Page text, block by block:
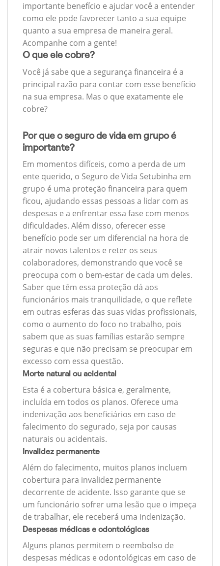
importante benefício e ajudar você a entender
como ele pode favorecer tanto a sua equipe
quanto a sua empresa de maneira geral.
Acompanhe com a gente!
O que ele cobre?
Você já sabe que a segurança financeira é a
principal razão para contar com esse benefício
na sua empresa. Mas o que exatamente ele
cobre?
Por que o seguro de vida em grupo é
importante?
Em momentos difíceis, como a perda de um
ente querido, o Seguro de Vida Setubinha em
grupo é uma proteção financeira para quem
ficou, ajudando essas pessoas a lidar com as
despesas e a enfrentar essa fase com menos
dificuldades. Além disso, oferecer esse
benefício pode ser um diferencial na hora de
atrair novos talentos e reter os seus
colaboradores, demonstrando que você se
preocupa com o bem-estar de cada um deles.
Saber que têm essa proteção dá aos
funcionários mais tranquilidade, o que reflete
em outras esferas das suas vidas profissionais,
como o aumento do foco no trabalho, pois
sabem que as suas famílias estarão sempre
seguras e que não precisam se preocupar em
excesso com essa questão.
Morte natural ou acidental
Esta é a cobertura básica e, geralmente,
incluída em todos os planos. Oferece uma
indenização aos beneficiários em caso de
falecimento do segurado, seja por causas
naturais ou acidentais.
Invalidez permanente
Além do falecimento, muitos planos incluem
cobertura para invalidez permanente
decorrente de acidente. Isso garante que se
um funcionário sofrer uma lesão que o impeça
de trabalhar, ele receberá uma indenização.
Despesas médicas e odontológicas
Alguns planos permitem o reembolso de
despesas médicas e odontológicas em caso de